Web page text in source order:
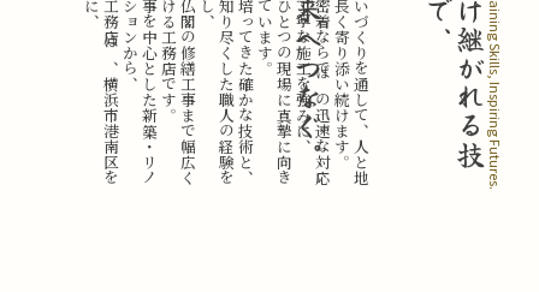
海
藤
工
務
店
は
、
横
浜
市
港
南
区
を
拠
点
に木
工
事
を
中
心
と
し
た
新
築
・
リ
ノ
ベ
ー
シ
ョ
ン
か
ら
、 神
社
仏
閣
の
修
繕
工
事
ま
で
幅
広
く
手
掛
け
る
工
務
店
で
す
。 長
年
培
っ
て
き
た
確
か
な
技
術
と
、
木
を
知
り
尽
く
し
た
職
人
の
経
験
を
活
か
し一
つ
ひ
と
つ
の
現
場
に
真
摯
に
向
き
合
っ
て
い
ま
す地
域
密
着
な
ら
で
は
の
迅
速
な
対
応
力
と
丁
寧
な
施
工
を
強
み
に
、住
ま
い
づ
く
り
を
通
し
て
、
人
と
地
域
に
長
く
寄
り
添
い
続
け
ま
す
。 Sustaining Skills, Inspiring Futures.
受
け
継
が
れ
る
技
術
で
未来へつなぐ。